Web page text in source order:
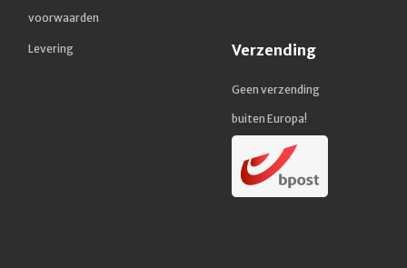
voorwaarden
Levering Verzending
Geen verzending
buiten Europa!